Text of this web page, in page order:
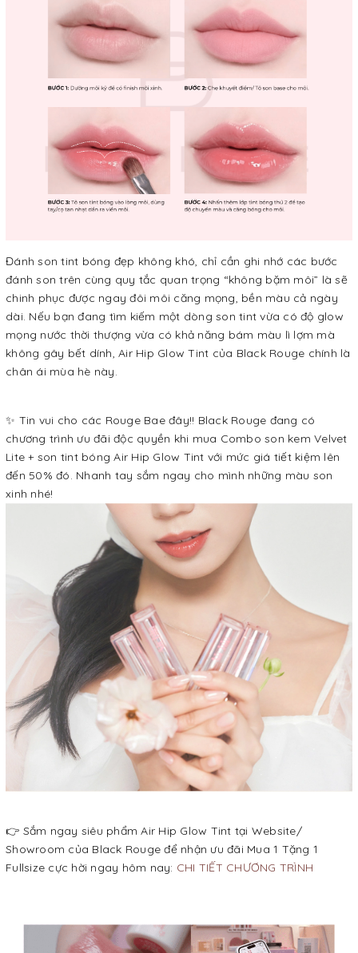
Đánh son tint bóng đẹp không khó, chỉ cần ghi nhớ các bước
đánh son trên cùng quy tắc quan trọng “không bặm môi” là sẽ
chinh phục được ngay đôi môi căng mọng, bền màu cả ngày
dài. Nếu bạn đang tìm kiếm một dòng son tint vừa có độ glow
mọng nước thời thượng vừa có khả năng bám màu lì lợm mà
không gây bết dính, Air Hip Glow Tint của Black Rouge chính là
chân ái mùa hè này.
✨ Tin vui cho các Rouge Bae đây!! Black Rouge đang có
chương trình ưu đãi độc quyền khi mua Combo son kem Velvet
Lite + son tint bóng Air Hip Glow Tint với mức giá tiết kiệm lên
đến 50% đó. Nhanh tay sắm ngay cho mình những màu son
xinh nhé!
👉 Sắm ngay siêu phẩm Air Hip Glow Tint tại Website/
Showroom của Black Rouge để nhận ưu đãi Mua 1 Tặng 1
Fullsize cực hời ngay hôm nay: CHI TIẾT CHƯƠNG TRÌNH